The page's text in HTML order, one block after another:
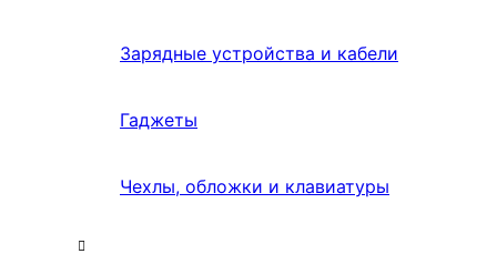
Зарядные устройства и кабели
Гаджеты
Чехлы, обложки и клавиатуры